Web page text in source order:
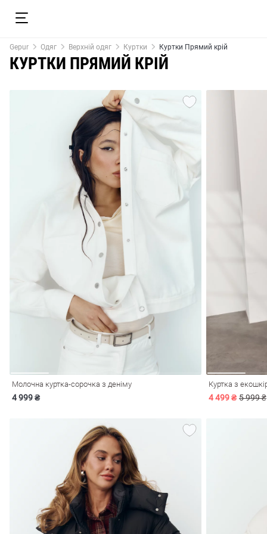
Gepur Одяг Верхній одяг Куртки Куртки Прямий крій
КУРТКИ ПРЯМИЙ КРІЙ
Молочна куртка-сорочка з деніму
4 999 ₴
Куртка з
4 499 ₴ 5 999 ₴